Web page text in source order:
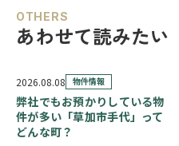
OTHERS
あわせて読みたい
2026.08.08 物件情報
弊社でもお預かりしている物
件が多い「草加市手代」って
どんな町？